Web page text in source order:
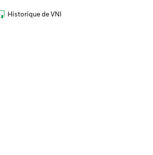
Historique de VNI